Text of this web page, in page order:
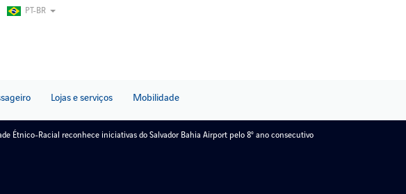
PT-BR
Lojas e serviços Mobilidade
Étnico-Racial reconhece iniciativas do Salvador Bahia Airport pelo 8º ano consecutivo